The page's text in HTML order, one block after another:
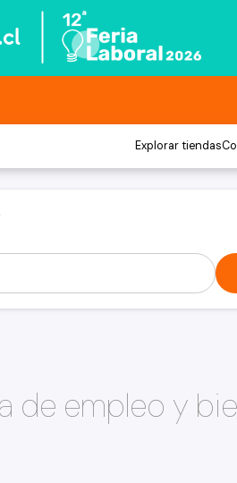
Explorar tiendas
de empleo y